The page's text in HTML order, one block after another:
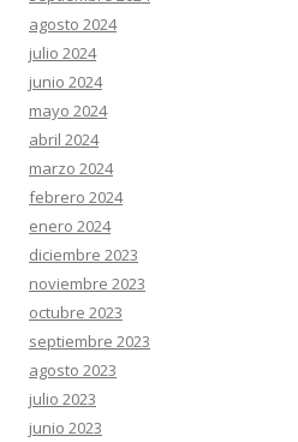
agosto 2024
julio 2024
junio 2024
mayo 2024
abril 2024
marzo 2024
febrero 2024
enero 2024
diciembre 2023
noviembre 2023
octubre 2023
septiembre 2023
agosto 2023
julio 2023
junio 2023